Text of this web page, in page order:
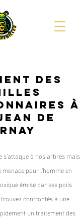
des
à
de
s'attaque à nos arbres mais
pour l'homme en
émise par ses poils
confrontés à une
un traitement des